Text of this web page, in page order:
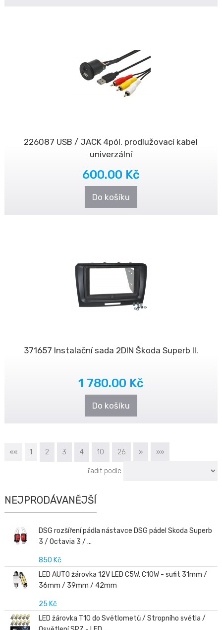
226087 USB / JACK 4pól. prodlužovací kabel
univerzální
600.00 Kč
Do košíku
371657 Instalační sada 2DIN Škoda Superb II.
1 780.00 Kč
Do košíku
«« 1 2 3 4 10 26 » »»
řadit podle
NEJPRODÁVANĚJŠÍ
DSG rozšíření pádla nástavce DSG pádel Skoda Superb
3 / Octavia 3 / ...
850 Kč
LED AUTO žárovka 12V LED C5W, C10W - sufit 31mm /
36mm / 39mm / 42mm
25 Kč
LED žárovka T10 do Světlometů / Stropního světla /